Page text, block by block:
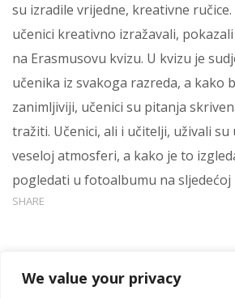
We value your privacy
su izradile vrijedne, kreativne ručice.
učenici kreativno izražavali,
na Erasmusovu kvizu. U kvizu je
učenika iz svakoga razreda, a kako
zanimljiviji, učenici su pitanja
tražiti. Učenici, ali i učitelji, uživali
veseloj atmosferi, a kako je to
pogledati u fotoalbumu na sljedećoj
SHARE